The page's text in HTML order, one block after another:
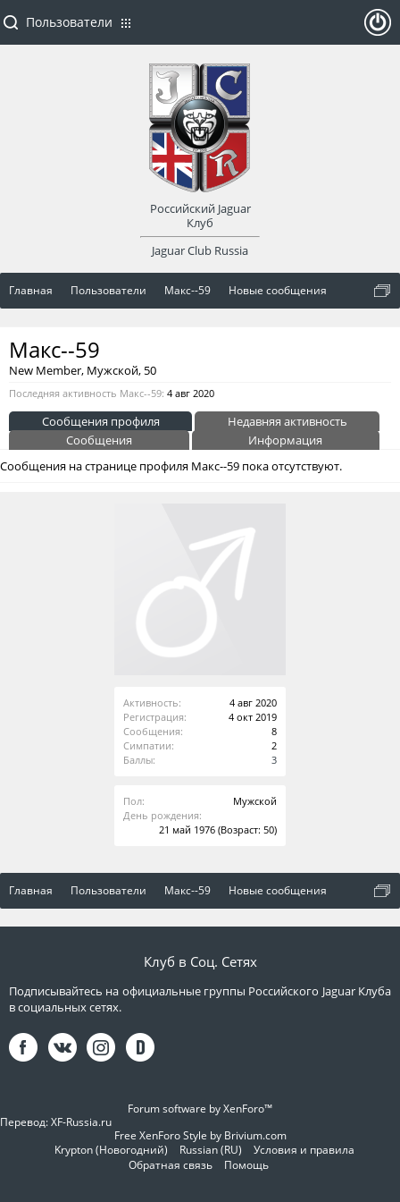
Главная Пользователи Макс--59 Новые сообщения
Активность:
4 авг 2020
Регистрация:
4 окт 2019
Сообщения:
8
Симпатии:
2
Баллы:
3
Пол:
Мужской
День рождения:
21 май 1976 (Возраст: 50)
Макс--59
New Member, Мужской, 50
Последняя активность Макс--59: 4 авг 2020
Сообщения профиля
Недавняя активность
Сообщения
Информация
Сообщения на странице профиля Макс--59 пока отсутствуют.
Главная Пользователи Макс--59 Новые сообщения
Пользователи
Российский Jaguar
Клуб
Jaguar Club Russia
оват
Клуб в Соц. Сетях
Подписывайтесь на официальные группы Российского Jaguar Клуба
в социальных сетях.
Forum software by XenForo™
Перевод:XF-Russia.ru
Free XenForo Style by Brivium.com
Krypton (Новогодний)
Russian (RU)
Условия и правила
Обратная связь
Помощь